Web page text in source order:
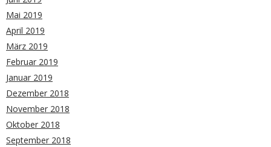
Mai 2019
April 2019
März 2019
Februar 2019
Januar 2019
Dezember 2018
November 2018
Oktober 2018
September 2018